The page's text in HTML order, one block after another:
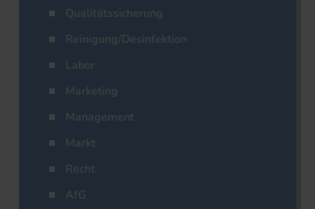
Qualitätssicherung
Reinigung/Desinfektion
Labor
Marketing
Management
Markt
Recht
AfG